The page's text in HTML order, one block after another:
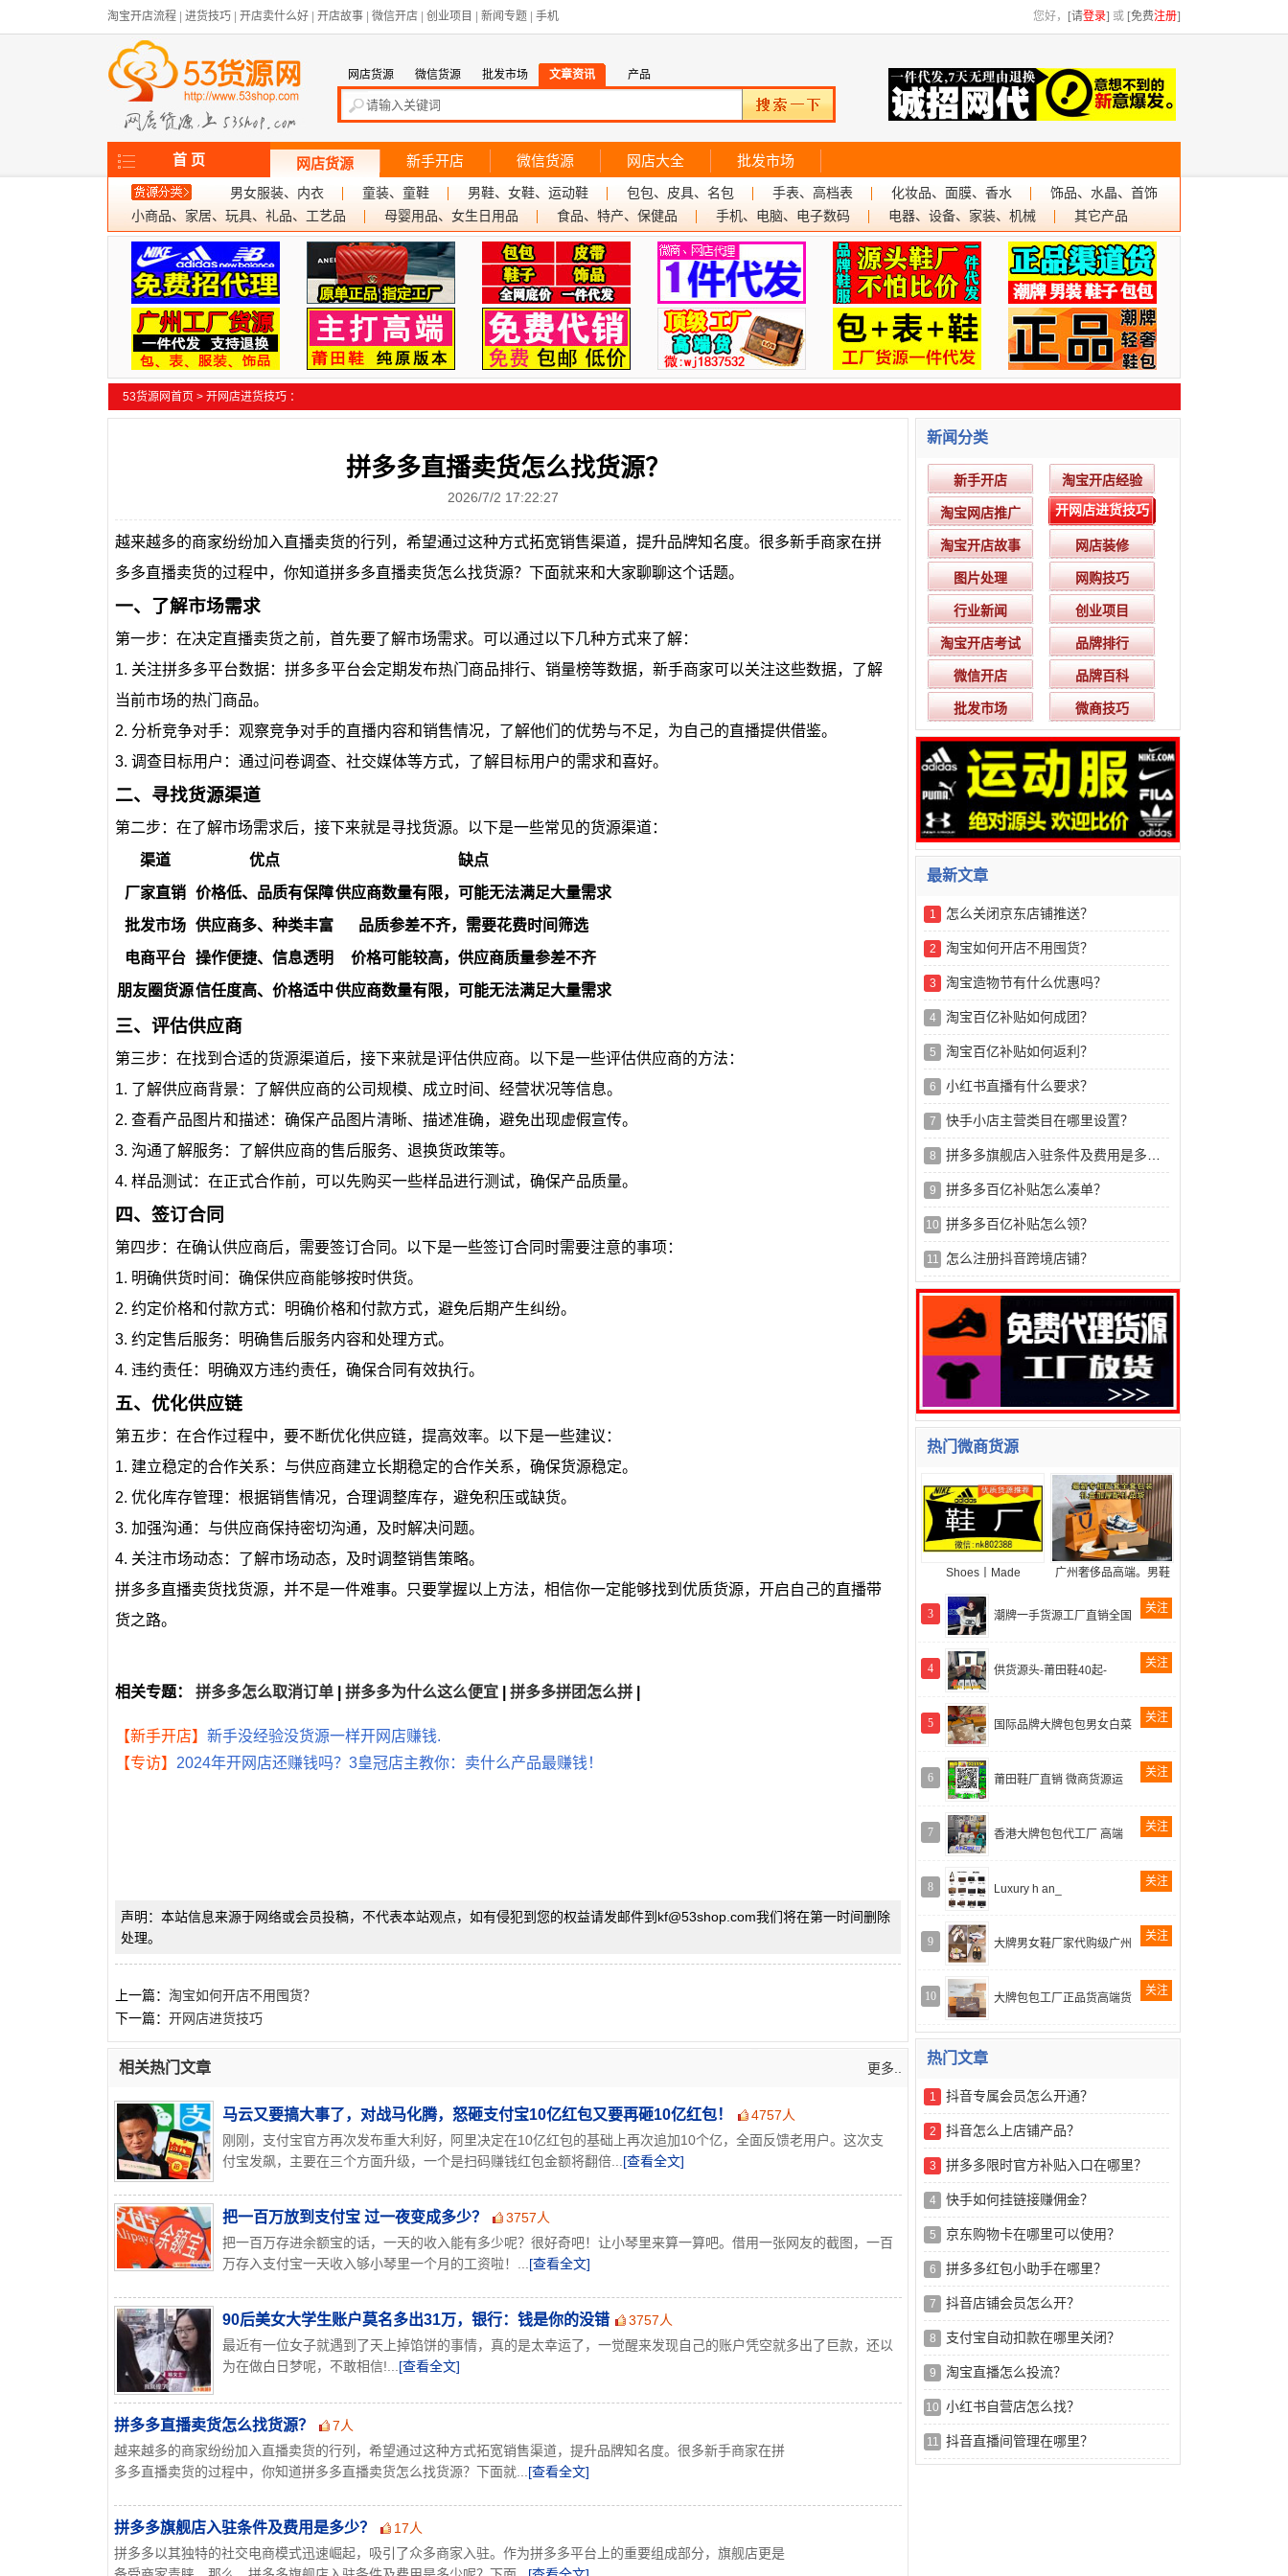
淘宝开店流程 进货技巧 开店卖什么好 开店故事 微信开店 创业项目 新闻专题 手机 您好， [请登录] 或 [免费注册]
网店货源 微信货源 批发市场 文章资讯 产品
首 页 网店货源 新手开店 微信货源 网店大全 批发市场
男女服装、内衣 童装、童鞋 男鞋、女鞋、运动鞋 包包、皮具、名包 手表、高档表 化妆品、面膜、香水
饰品、水晶、首饰
小商品、家居、玩具、礼品、工艺品
母婴用品、女生日用品 食品、特产、保健品 手机、电脑、电子数码 电器、设备、家装、机械 其它产品
53货源网首页 > 开网店进货技巧：
拼多多直播卖货怎么找货源？
2026/7/2 17:22:27
越来越多的商家纷纷加入直播卖货的行列，希望通过这种方式拓宽销售渠道，提升品牌知名度。很多新手商家在拼
多多直播卖货的过程中，你知道拼多多直播卖货怎么找货源？下面就来和大家聊聊这个话题。
一、了解市场需求
第一步：在决定直播卖货之前，首先要了解市场需求。可以通过以下几种方式来了解：
1. 关注拼多多平台数据：拼多多平台会定期发布热门商品排行、销量榜等数据，新手商家可以关注这些数据，了解
当前市场的热门商品。
2. 分析竞争对手：观察竞争对手的直播内容和销售情况，了解他们的优势与不足，为自己的直播提供借鉴。
3. 调查目标用户：通过问卷调查、社交媒体等方式，了解目标用户的需求和喜好。
二、寻找货源渠道
第二步：在了解市场需求后，接下来就是寻找货源。以下是一些常见的货源渠道：
渠道
优点
缺点
厂家直销 价格低、品质有保障供应商数量有限，可能无法满足大量需求
批发市场 供应商多、种类丰富
品质参差不齐，需要花费时间筛选
电商平台 操作便捷、信息透明
价格可能较高，供应商质量参差不齐
朋友圈货源信任度高、价格适中供应商数量有限，可能无法满足大量需求
三、评估供应商
第三步：在找到合适的货源渠道后，接下来就是评估供应商。以下是一些评估供应商的方法：
1. 了解供应商背景：了解供应商的公司规模、成立时间、经营状况等信息。
2. 查看产品图片和描述：确保产品图片清晰、描述准确，避免出现虚假宣传。
3. 沟通了解服务：了解供应商的售后服务、退换货政策等。
4. 样品测试：在正式合作前，可以先购买一些样品进行测试，确保产品质量。
四、签订合同
第四步：在确认供应商后，需要签订合同。以下是一些签订合同时需要注意的事项：
1. 明确供货时间：确保供应商能够按时供货。
2. 约定价格和付款方式：明确价格和付款方式，避免后期产生纠纷。
3. 约定售后服务：明确售后服务内容和处理方式。
4. 违约责任：明确双方违约责任，确保合同有效执行。
五、优化供应链
第五步：在合作过程中，要不断优化供应链，提高效率。以下是一些建议：
1. 建立稳定的合作关系：与供应商建立长期稳定的合作关系，确保货源稳定。
2. 优化库存管理：根据销售情况，合理调整库存，避免积压或缺货。
3. 加强沟通：与供应商保持密切沟通，及时解决问题。
4. 关注市场动态：了解市场动态，及时调整销售策略。
拼多多直播卖货找货源，并不是一件难事。只要掌握以上方法，相信你一定能够找到优质货源，开启自己的直播带
货之路。
相关专题： 拼多多怎么取消订单 拼多多为什么这么便宜 拼多多拼团怎么拼
【新手开店】 新手没经验没货源一样开网店赚钱.
【专访】 2024年开网店还赚钱吗？3皇冠店主教你：卖什么产品最赚钱！
声明：本站信息来源于网络或会员投稿，不代表本站观点，如有侵犯到您的权益请发邮件到kf@53shop.com我们将在第一时间删除
处理。
上一篇： 淘宝如何开店不用囤货？
下一篇： 开网店进货技巧
相关热门文章 更多..
马云又要搞大事了，对战马化腾，怒砸支付宝10亿红包又要再砸10亿红包！
4757人
刚刚，支付宝官方再次发布重大利好，阿里决定在10亿红包的基础上再次追加10个亿，全面反馈老用户。这次支
付宝发飙，主要在三个方面升级，一个是扫码赚钱红包金额将翻倍... [查看全文]
把一百万放到支付宝 过一夜变成多少？
3757人
把一百万存进余额宝的话，一天的收入能有多少呢？很好奇吧！让小琴里来算一算吧。借用一张网友的截图，一百
万存入支付宝一天收入够小琴里一个月的工资啦！... [查看全文]
90后美女大学生账户莫名多出31万，银行：钱是你的没错
3757人
最近有一位女子就遇到了天上掉馅饼的事情，真的是太幸运了，一觉醒来发现自己的账户凭空就多出了巨款，还以
为在做白日梦呢，不敢相信!... [查看全文]
拼多多直播卖货怎么找货源？
7人
越来越多的商家纷纷加入直播卖货的行列，希望通过这种方式拓宽销售渠道，提升品牌知名度。很多新手商家在拼
多多直播卖货的过程中，你知道拼多多直播卖货怎么找货源？下面就...[查看全文]
拼多多旗舰店入驻条件及费用是多少？
17人
拼多多以其独特的社交电商模式迅速崛起，吸引了众多商家入驻。作为拼多多平台上的重要组成部分，旗舰店更是
新闻分类
新手开店 淘宝开店经验
淘宝网店推广 开网店进货技巧
淘宝开店故事 网店装修
图片处理 网购技巧
行业新闻 创业项目
淘宝开店考试 品牌排行
微信开店 品牌百科
批发市场 微商技巧
最新文章
1 怎么关闭京东店铺推送？
2 淘宝如何开店不用囤货？
3 淘宝造物节有什么优惠吗？
4 淘宝百亿补贴如何成团？
5 淘宝百亿补贴如何返利？
6 小红书直播有什么要求？
7 快手小店主营类目在哪里设置？
8 拼多多旗舰店入驻条件及费用是多少？
9 拼多多百亿补贴怎么凑单？
10 拼多多百亿补贴怎么领？
11 怎么注册抖音跨境店铺？
热门微商货源
Shoes丨Made 广州奢侈品高端。男鞋
3 潮牌一手货源工厂直销全国
关注
4 供货源头-莆田鞋40起-
关注
5 国际品牌大牌包包男女白菜
关注
6 莆田鞋厂直销 微商货源运
关注
7 香港大牌包包代工厂 高端
关注
8 Luxury h an_
关注
9 大牌男女鞋厂家代购级广州
关注
10 大牌包包工厂正品货高端货
关注
热门文章
1 抖音专属会员怎么开通？
2 抖音怎么上店铺产品？
3 拼多多限时官方补贴入口在哪里？
4 快手如何挂链接赚佣金？
5 京东购物卡在哪里可以使用？
6 拼多多红包小助手在哪里？
7 抖音店铺会员怎么开？
8 支付宝自动扣款在哪里关闭？
9 淘宝直播怎么投流？
10 小红书自营店怎么找？
11 抖音直播间管理在哪里？